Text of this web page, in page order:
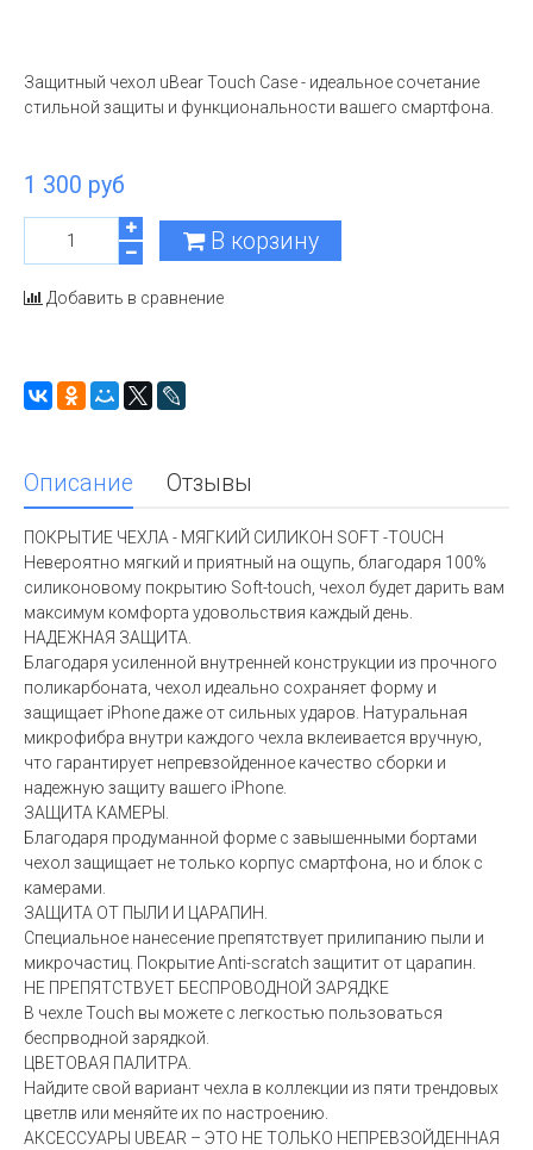
Защитный чехол uBear Touch Case - идеальное сочетание
стильной защиты и функциональности вашего смартфона.
1 300 руб
В корзину
Добавить в сравнение
Описание Отзывы
ПОКРЫТИЕ ЧЕХЛА - МЯГКИЙ СИЛИКОН SOFT -TOUCH
Невероятно мягкий и приятный на ощупь, благодаря 100%
силиконовому покрытию Soft-touch, чехол будет дарить вам
максимум комфорта удовольствия каждый день.
НАДЕЖНАЯ ЗАЩИТА.
Благодаря усиленной внутренней конструкции из прочного
поликарбоната, чехол идеально сохраняет форму и
защищает iPhone даже от сильных ударов. Натуральная
микрофибра внутри каждого чехла вклеивается вручную,
что гарантирует непревзойденное качество сборки и
надежную защиту вашего iPhone.
ЗАЩИТА КАМЕРЫ.
Благодаря продуманной форме с завышенными бортами
чехол защищает не только корпус смартфона, но и блок с
камерами.
ЗАЩИТА ОТ ПЫЛИ И ЦАРАПИН.
Специальное нанесение препятствует прилипанию пыли и
микрочастиц. Покрытие Anti-scratch защитит от царапин.
НЕ ПРЕПЯТСТВУЕТ БЕСПРОВОДНОЙ ЗАРЯДКЕ
В чехле Touch вы можете с легкостью пользоваться
беспрводной зарядкой.
ЦВЕТОВАЯ ПАЛИТРА.
Найдите свой вариант чехла в коллекции из пяти трендовых
цветлв или меняйте их по настроению.
АКСЕССУАРЫ UBEAR – ЭТО НЕ ТОЛЬКО НЕПРЕВЗОЙДЕННАЯ